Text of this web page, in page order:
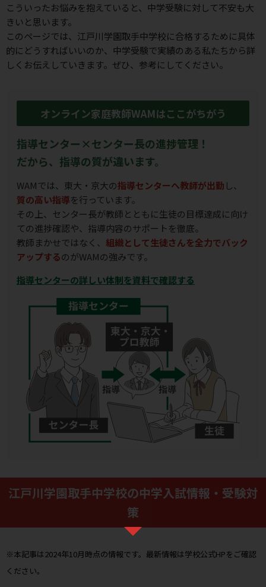
こういったお悩みを抱えていると、中学受験に対して不安も⼤
きいと思います。
このページでは、江戸川学園取手中学校に合格するために具体
的にどうすればいいのか、 中学受験で実績のある私たちから詳
しくお伝えしていきます。ぜひ、参考にしてください。
オンライン家庭教師WAMはここがちがう
指導センター×センター長の進捗管理！
だから、指導の質が違います。
WAMでは、東大・京大の指導センターへ教師が出勤 し、
質の高い指導を行っています。
その上、センター長が教師とともに生徒の目標達成に向け
ての進捗確認や、指導内容のサポートを徹底。
教師まかせではなく、 組織として生徒さんを全力でバック
アップするのがWAMの強みです。
指導センターの詳しい体制を資料で確認する
江戸川学園取手中学校の中学入試情報・受験対
策
※本記事は2024年10月時点の情報です。最新情報は学校公式HPをご確認
ください。